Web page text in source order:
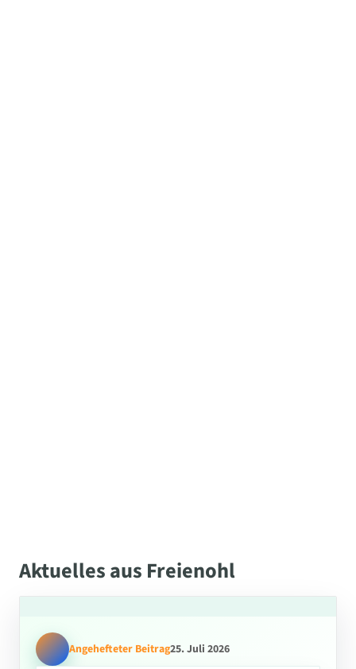
Aktuelles aus Freienohl
Angehefteter Beitrag25. Juli 2026